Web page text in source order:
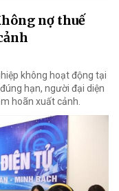
nợ thuế
không hoạt động tại
hạn, người đại diện
hoãn xuất cảnh.